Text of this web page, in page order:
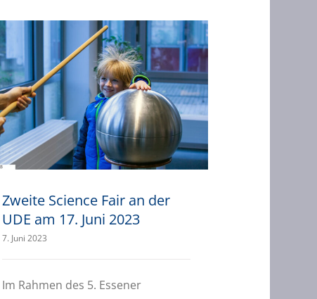
Zweite Science Fair an der
UDE am 17. Juni 2023
7. Juni 2023
Im Rahmen des 5. Essener